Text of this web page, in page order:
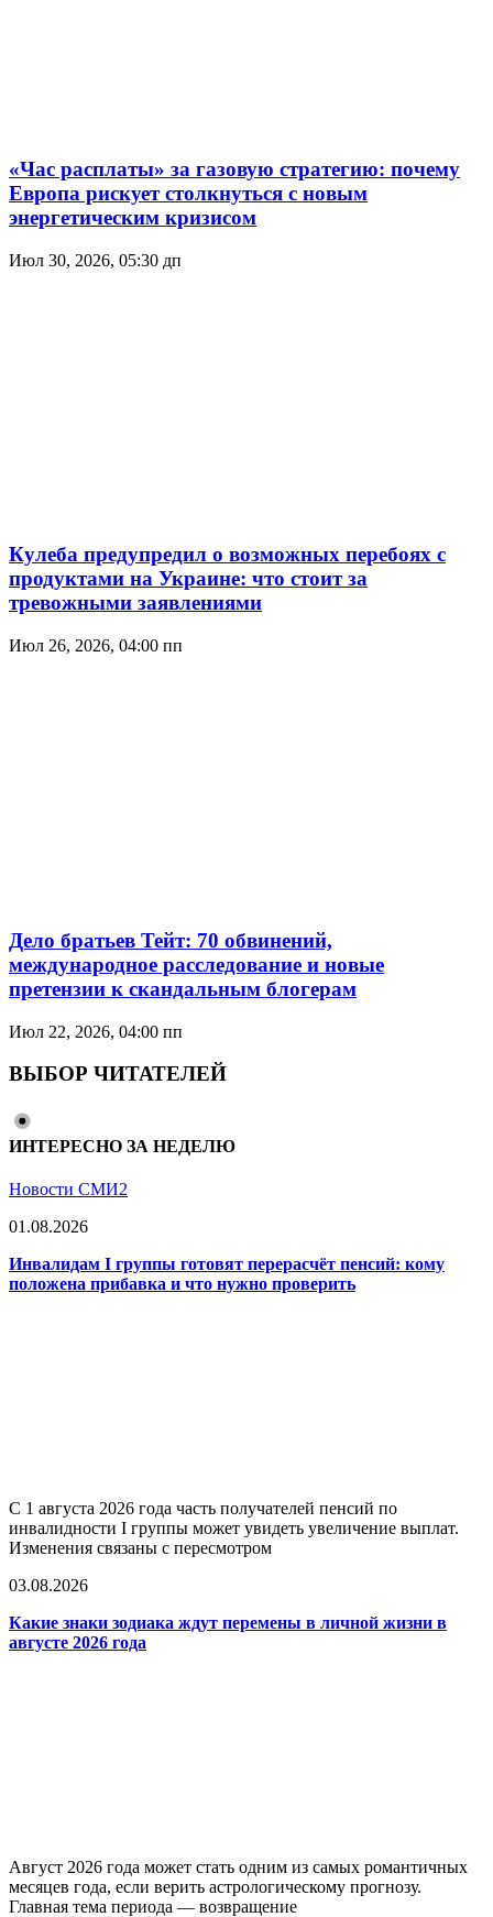
«Час расплаты» за газовую стратегию: почему
Европа рискует столкнуться с новым
энергетическим кризисом
Июл 30, 2026, 05:30 дп
Кулеба предупредил о возможных перебоях с
продуктами на Украине: что стоит за
тревожными заявлениями
Июл 26, 2026, 04:00 пп
Дело братьев Тейт: 70 обвинений,
международное расследование и новые
претензии к скандальным блогерам
Июл 22, 2026, 04:00 пп
ВЫБОР ЧИТАТЕЛЕЙ
ИНТЕРЕСНО ЗА НЕДЕЛЮ
Новости СМИ2
01.08.2026
Инвалидам I группы готовят перерасчёт пенсий: кому
положена прибавка и что нужно проверить
С 1 августа 2026 года часть получателей пенсий по
инвалидности I группы может увидеть увеличение выплат.
Изменения связаны с пересмотром
03.08.2026
Какие знаки зодиака ждут перемены в личной жизни в
августе 2026 года
Август 2026 года может стать одним из самых романтичных
месяцев года, если верить астрологическому прогнозу.
Главная тема периода — возвращение